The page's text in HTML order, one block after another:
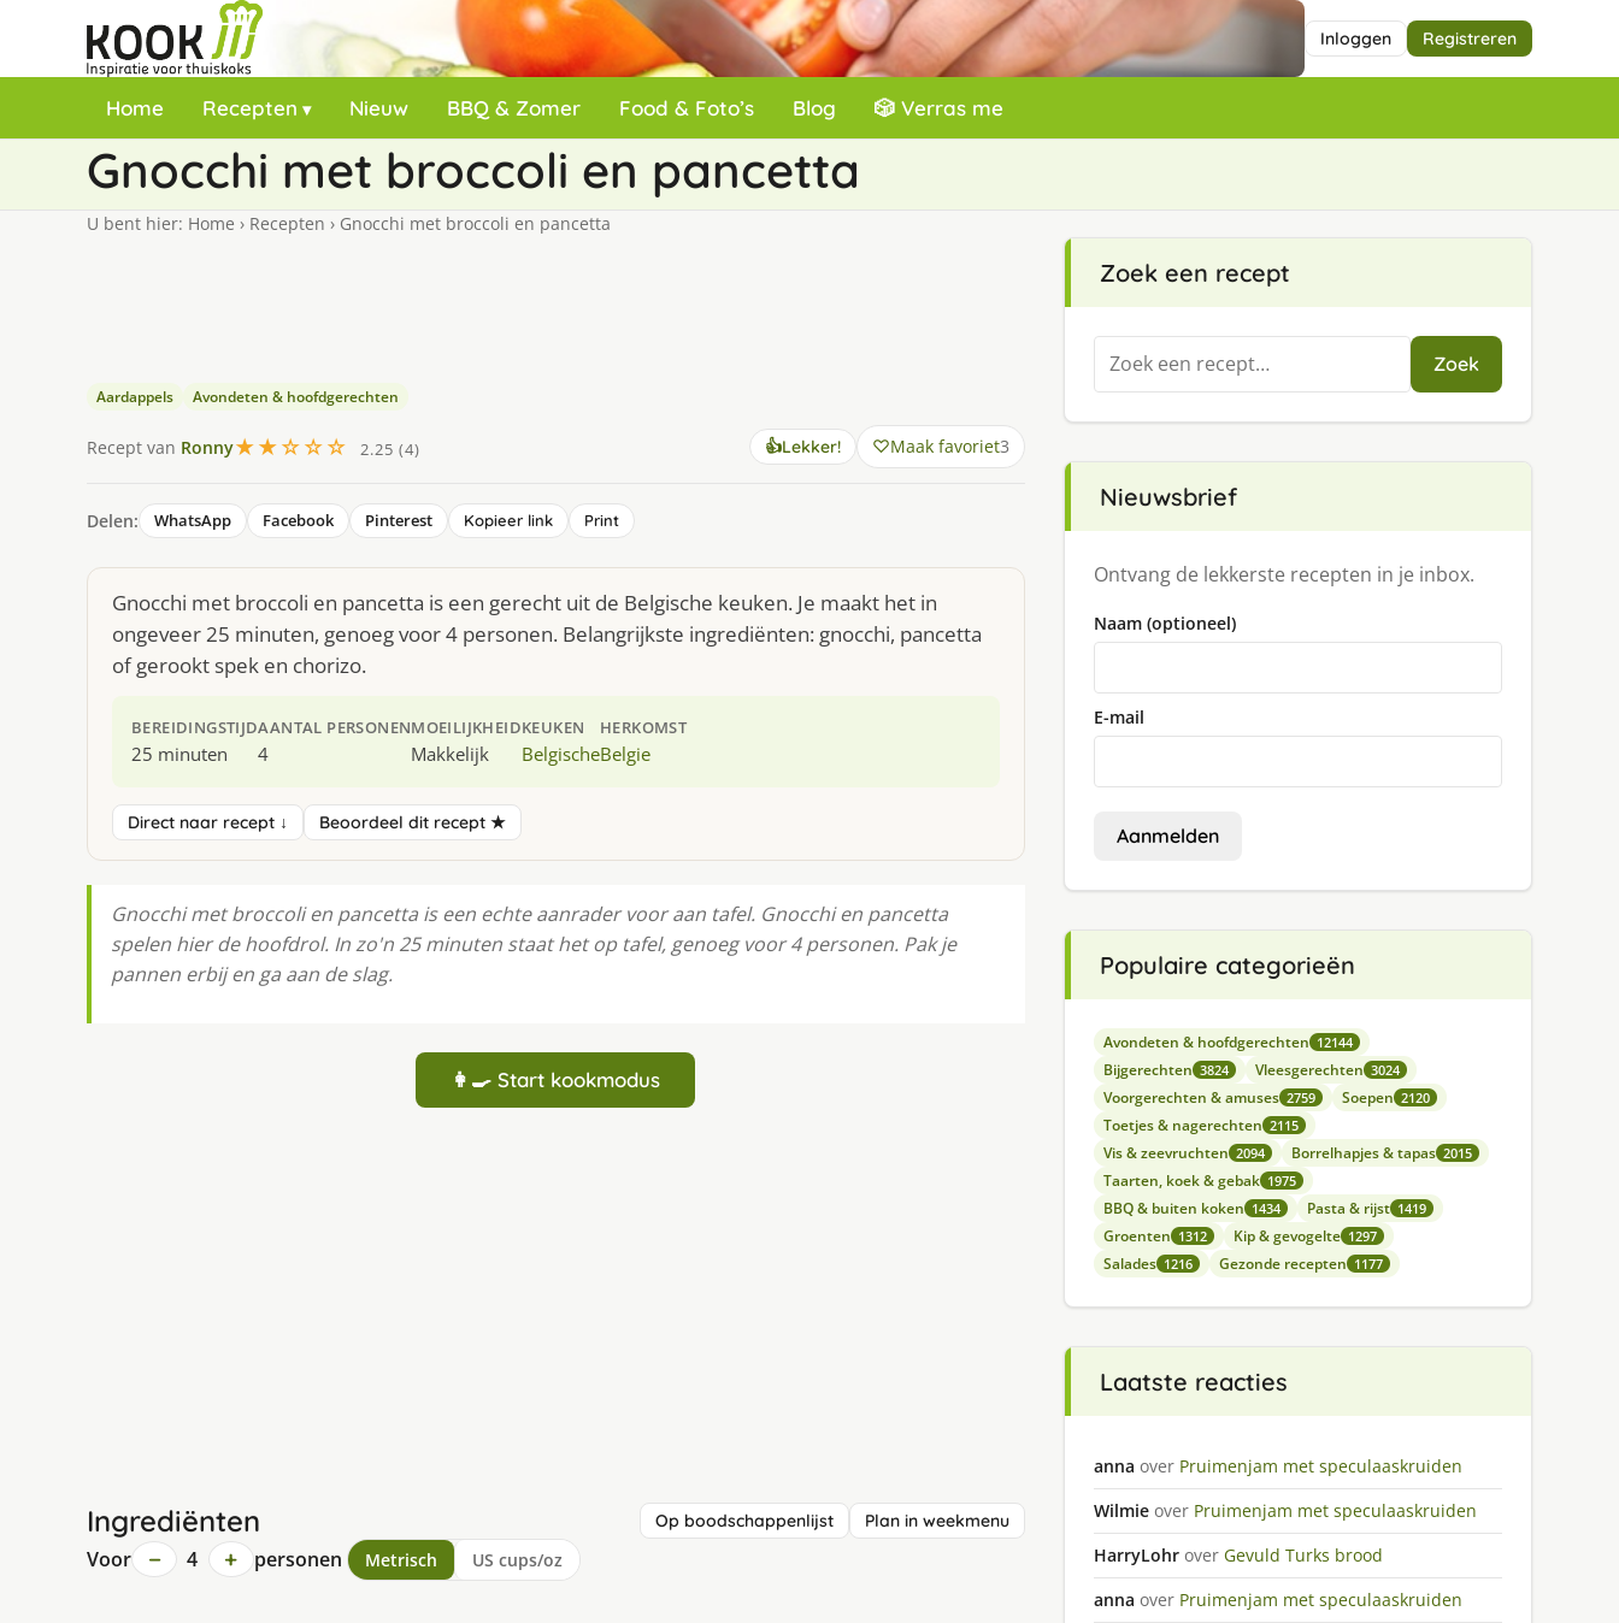
Inloggen Registreren
Home Recepten Nieuw BBQ & Zomer Food & Foto’s Blog 🎲 Verras me
Gnocchi met broccoli en pancetta
U bent hier: Home › Recepten › Gnocchi met broccoli en pancetta
Aardappels Avondeten & hoofdgerechten
Recept van Ronny★★☆☆☆ 2.25 (4) 👍Lekker! Maak favoriet3
Delen: WhatsApp Facebook Pinterest Kopieer link Print
Gnocchi met broccoli en pancetta is een gerecht uit de Belgische keuken. Je maakt het in
ongeveer 25 minuten, genoeg voor 4 personen. Belangrijkste ingrediënten: gnocchi, pancetta
of gerookt spek en chorizo.
BEREIDINGSTIJD
25 minuten
AANTAL PERSONEN
4
MOEILIJKHEID
Makkelijk
KEUKEN
Belgische
HERKOMST
Belgie
Direct naar recept ↓ Beoordeel dit recept ★
Gnocchi met broccoli en pancetta is een echte aanrader voor aan tafel. Gnocchi en pancetta
spelen hier de hoofdrol. In zo'n 25 minuten staat het op tafel, genoeg voor 4 personen. Pak je
pannen erbij en ga aan de slag.
👩‍🍳 Start kookmodus
Ingrediënten Op boodschappenlijst Plan in weekmenu
Voor − 4 + personen Metrisch US cups/oz
Zoek een recept
Zoeken
naar:
Zoek
Nieuwsbrief
Ontvang de lekkerste recepten in je inbox.
Naam (optioneel)
E-mail
Aanmelden
Populaire categorieën
Avondeten & hoofdgerechten 12144
Bijgerechten 3824 Vleesgerechten 3024
Voorgerechten & amuses 2759 Soepen 2120
Toetjes & nagerechten 2115
Vis & zeevruchten 2094 Borrelhapjes & tapas 2015
Taarten, koek & gebak 1975
BBQ & buiten koken 1434 Pasta & rijst 1419
Groenten 1312 Kip & gevogelte 1297
Salades 1216 Gezonde recepten 1177
Laatste reacties
anna over Pruimenjam met speculaaskruiden
Wilmie over Pruimenjam met speculaaskruiden
HarryLohr over Gevuld Turks brood
anna over Pruimenjam met speculaaskruiden